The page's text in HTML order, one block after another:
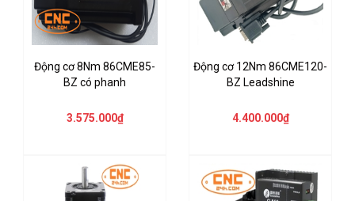
Động cơ 8Nm 86CME85-
BZ có phanh
3.575.000₫
Động cơ 12Nm 86CME120-
BZ Leadshine
4.400.000₫